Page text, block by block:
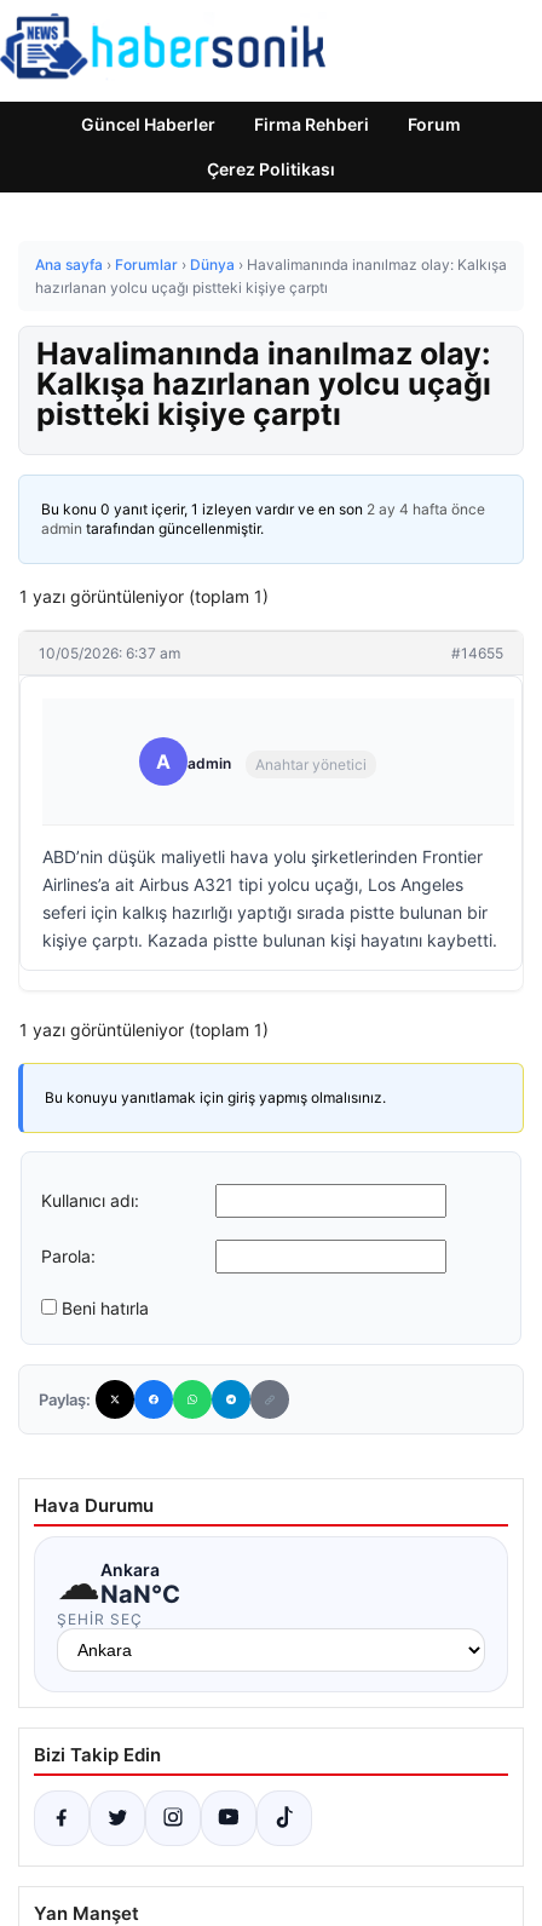
Güncel Haberler Firma Rehberi Forum
Çerez Politikası
Ana sayfa › Forumlar › Dünya › Havalimanında inanılmaz olay: Kalkışa
hazırlanan yolcu uçağı pistteki kişiye çarptı
Havalimanında inanılmaz olay:
Kalkışa hazırlanan yolcu uçağı
pistteki kişiye çarptı
Bu konu 0 yanıt içerir, 1 izleyen vardır ve en son 2 ay 4 hafta önce
admin tarafından güncellenmiştir.
1 yazı görüntüleniyor (toplam 1)
10/05/2026: 6:37 am #14655
A admin Anahtar yönetici
ABD’nin düşük maliyetli hava yolu şirketlerinden Frontier
Airlines’a ait Airbus A321 tipi yolcu uçağı, Los Angeles
seferi için kalkış hazırlığı yaptığı sırada pistte bulunan bir
kişiye çarptı. Kazada pistte bulunan kişi hayatını kaybetti.
1 yazı görüntüleniyor (toplam 1)
Bu konuyu yanıtlamak için giriş yapmış olmalısınız.
Kullanıcı adı:
Parola:
Beni hatırla
Paylaş:
Hava Durumu
☁Ankara
NaN°C
ŞEHIR SEÇ
Bizi Takip Edin
Yan Manşet